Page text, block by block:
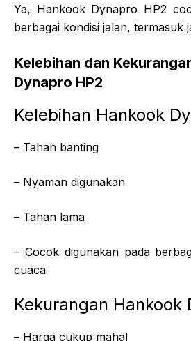
Ya, Hankook Dynapro HP2
berbagai kondisi jalan, termasuk
Kelebihan dan
Dynapro HP2
Kelebihan Hankook
– Tahan banting
– Nyaman digunakan
– Tahan lama
– Cocok digunakan pada
cuaca
Kekurangan Hankook
– Harga cukup mahal